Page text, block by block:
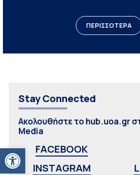
Ανοίξτε τη γραμμή εργαλείων
ΠΕΡΙΣΣΟΤΕΡΑ
Stay Connected
Ακολουθήστε το hub.uoa.gr
Media
FACEBOOK
INSTAGRAM